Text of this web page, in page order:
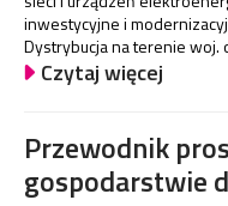
inwestycyjne i
Dystrybucja na terenie woj.
Czytaj więcej
Przewodnik
gospodarstwie